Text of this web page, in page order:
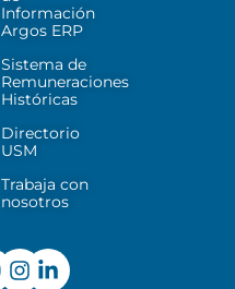
Información
Argos ERP
Sistema de
Remuneraciones
Históricas
Directorio
USM
Trabaja con
nosotros